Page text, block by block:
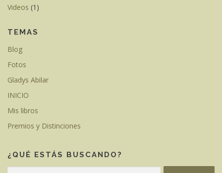
Videos (1)
TEMAS
Blog
Fotos
Gladys Abilar
INICIO
Mis libros
Premios y Distinciones
¿QUÉ ESTÁS BUSCANDO?